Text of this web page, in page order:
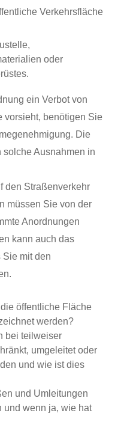
Verkehrsfläche
oder
ein Verbot von
vorsieht, benötigen Sie
Die
Ausnahmen in
den Straßenverkehr
müssen Sie von der
Anordnungen
kann auch das
Sie mit den
öffentliche Fläche
werden?
bei teilweiser
umgeleitet oder
und wie ist dies
und Umleitungen
und wenn ja, wie hat